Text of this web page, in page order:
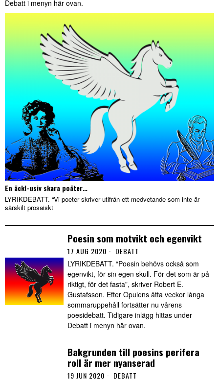
Debatt i menyn här ovan.
En äckl-usiv skara poäter…
LYRIKDEBATT. “Vi poeter skriver utifrån ett medvetande som inte är
särskilt prosaiskt
Poesin som motvikt och egenvikt
17 AUG 2020 DEBATT
LYRIKDEBATT. “Poesin behövs också som
egenvikt, för sin egen skull. För det som är på
riktigt, för det fasta”, skriver Robert E.
Gustafsson. Efter Opulens åtta veckor långa
sommaruppehåll fortsätter nu vårens
poesidebatt. Tidigare inlägg hittas under
Debatt i menyn här ovan.
Bakgrunden till poesins perifera
roll är mer nyanserad
19 JUN 2020 DEBATT